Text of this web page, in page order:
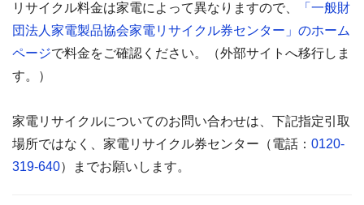
リサイクル料金は家電によって異なりますので、
「一般財
団法人家電製品協会家電リサイクル券センター」のホーム
ページで料金をご確認ください。（外部サイトへ移行しま
す。）
家電リサイクルについてのお問い合わせは、下記指定引取
場所ではなく、家電リサイクル券センター（電話： 0120-
319-640）までお願いします。